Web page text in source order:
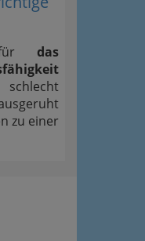
das
zu einer